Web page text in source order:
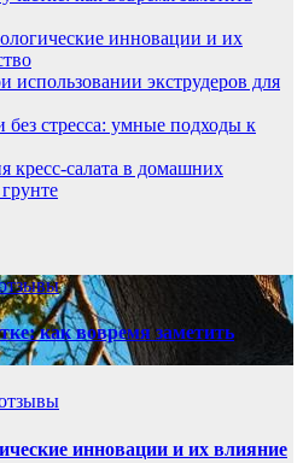
инновации и их
экструдеров для
стресса: умные подходы к
кресс-салата в домашних
как вовремя заметить
инновации и их влияние